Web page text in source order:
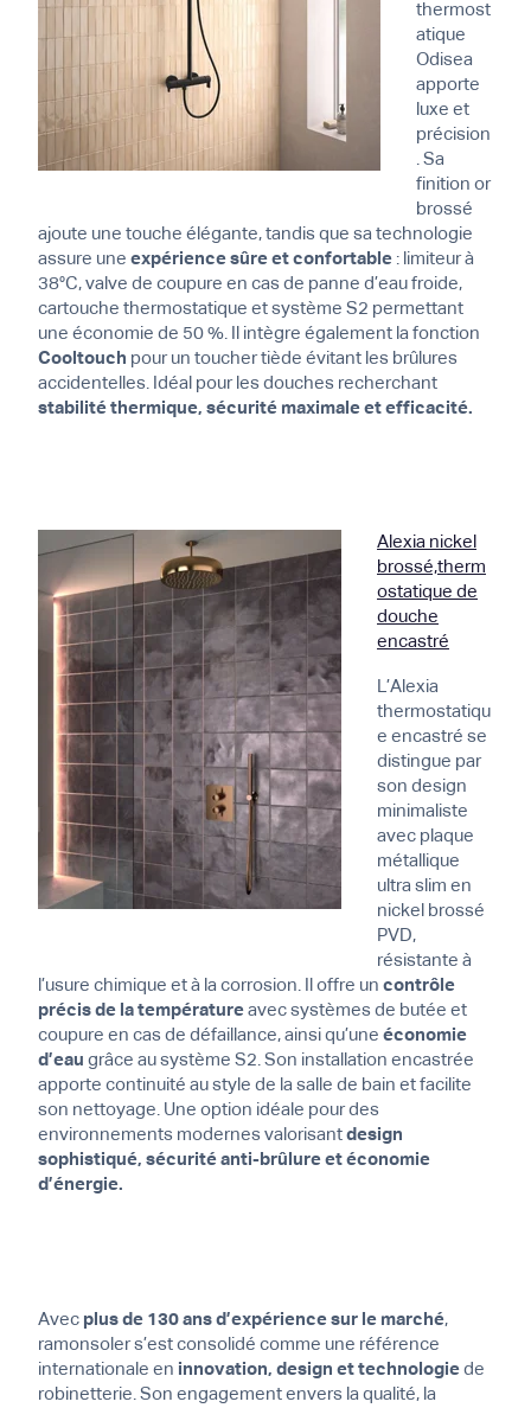
thermost
atique
Odisea
apporte
luxe et
précision
. Sa
finition or
brossé
ajoute une touche élégante, tandis que sa technologie
assure une expérience sûre et confortable : limiteur à
38°C, valve de coupure en cas de panne d’eau froide,
cartouche thermostatique et système S2 permettant
une économie de 50 %. Il intègre également la fonction
Cooltouch pour un toucher tiède évitant les brûlures
accidentelles. Idéal pour les douches recherchant
stabilité thermique, sécurité maximale et efficacité.
Alexia nickel
brossé,therm
ostatique de
douche
encastré
L’Alexia
thermostatiqu
e encastré se
distingue par
son design
minimaliste
avec plaque
métallique
ultra slim en
nickel brossé
PVD,
résistante à
l’usure chimique et à la corrosion. Il offre un contrôle
précis de la température avec systèmes de butée et
coupure en cas de défaillance, ainsi qu’une économie
d’eau grâce au système S2. Son installation encastrée
apporte continuité au style de la salle de bain et facilite
son nettoyage. Une option idéale pour des
environnements modernes valorisant design
sophistiqué, sécurité anti-brûlure et économie
d’énergie.
Avec plus de 130 ans d’expérience sur le marché,
ramonsoler s’est consolidé comme une référence
internationale en innovation, design et technologie de
robinetterie. Son engagement envers la qualité, la